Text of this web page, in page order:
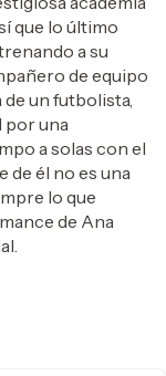
que lo último
a su
de equipo
un futbolista,
por una
a solas con el
de él no es una
lo que
de Ana